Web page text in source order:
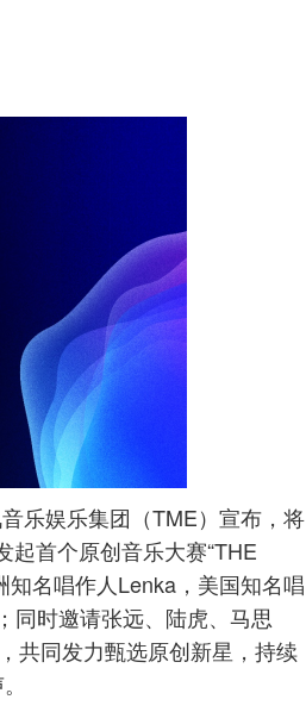
乐娱乐集团（TME）宣布，将
首个原创音乐大赛“THE
名唱作人Lenka，美国知名唱
同时邀请张远、陆虎、马思
共同发力甄选原创新星，持续